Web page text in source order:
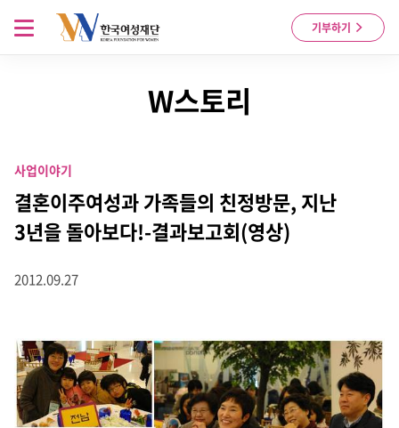
Skip to content
기부하기
메뉴 열기
W스토리
사업이야기
결혼이주여성과 가족들의 친정방문, 지난
3년을 돌아보다!-결과보고회(영상)
2012.09.27